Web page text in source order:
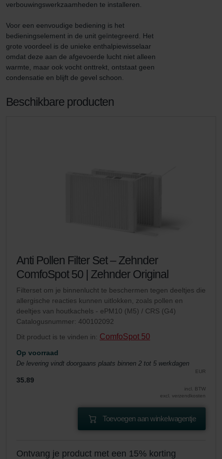
verbouwingswerkzaamheden te installeren.
Voor een eenvoudige bediening is het
bedieningselement in de unit geïntegreerd. Het
grote voordeel is de unieke enthalpiewisselaar
omdat deze aan de afgevoerde lucht niet alleen
warmte, maar ook vocht onttrekt, ontstaat geen
condensatie en blijft de gevel schoon.
Beschikbare producten
Anti Pollen Filter Set – Zehnder
ComfoSpot 50 | Zehnder Original
Filterset om je binnenlucht te beschermen tegen deeltjes die
allergische reacties kunnen uitlokken, zoals pollen en
deeltjes van houtkachels - ePM10 (M5) / CRS (G4)
Catalogusnummer: 400102092
Dit product is te vinden in: ComfoSpot 50
Op voorraad
De levering vindt doorgaans plaats binnen 2 tot 5 werkdagen
EUR
35.89
incl. BTW
excl. verzendkosten
Toevoegen aan winkelwagentje
Ontvang je product met een 15% korting